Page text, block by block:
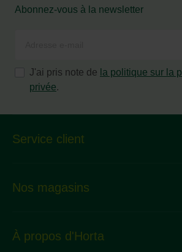
Abonnez-vous à la newsletter
J'ai pris note de la politique sur la
privée.
Service client
Nos magasins
À propos d'Horta